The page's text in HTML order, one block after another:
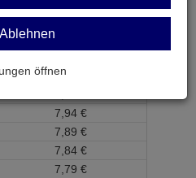
PLCC32
Preis je Stück
7, 94 €
7, 89 €
7, 84 €
7, 79 €
öffnen